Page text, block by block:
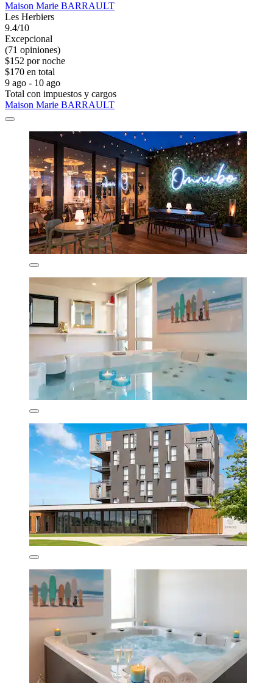
Maison Marie BARRAULT
Les Herbiers
9.4/10
Excepcional
(71 opiniones)
$152 por noche
$170 en total
9 ago - 10 ago
Total con impuestos y cargos
Maison Marie BARRAULT